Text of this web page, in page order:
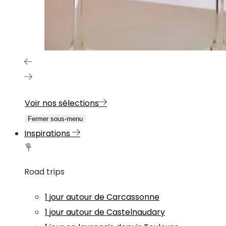
Voir nos sélections
Fermer sous-menu
Inspirations
Road trips
1 jour autour de Carcassonne
1 jour autour de Castelnaudary